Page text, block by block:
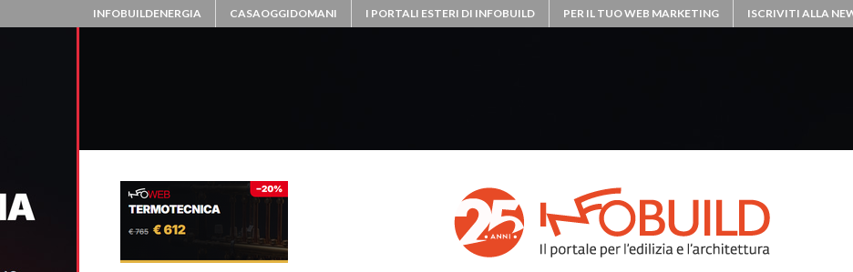
INFOBUILDENERGIA CASAOGGIDOMANI I PORTALI ESTERI DI INFOBUILD PER IL TUO WEB MARKETING ISCRIVITI ALLA